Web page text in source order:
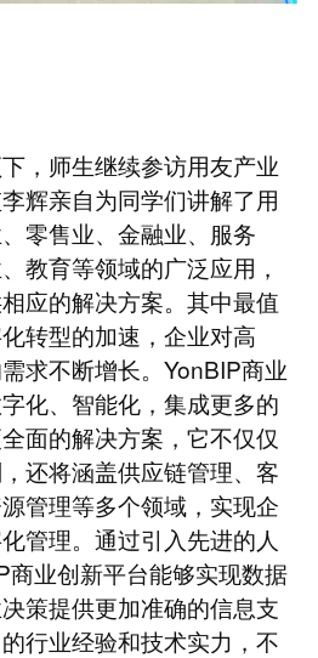
，师生继续参访用友产业
辉亲自为同学们讲解了用
零售业、金融业、服务
教育等领域的广泛应用，
应的解决方案。其中最值
转型的加速，企业对高
求不断增长。YonBIP商业
化、智能化，集成更多的
面的解决方案，它不仅仅
还将涵盖供应链管理、客
管理等多个领域，实现企
管理。通过引入先进的人
商业创新平台能够实现数据
策提供更加准确的信息支
行业经验和技术实力，不